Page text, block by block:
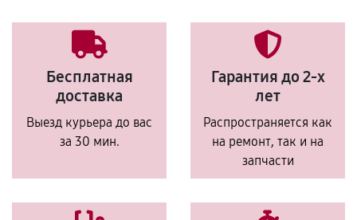
Бесплатная
доставка
Выезд курьера до вас
за 30 мин.
Гарантия до 2-х
лет
Распространяется как
на ремонт, так и на
запчасти